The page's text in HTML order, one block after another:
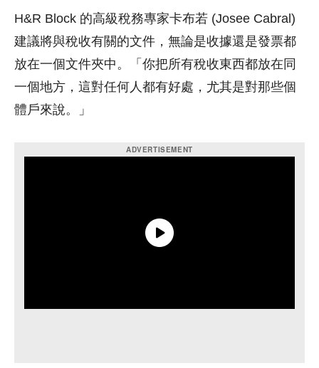
H&R Block 的高級稅務專家卡布若 (Josee Cabral)
建議將與稅收有關的文件，無論是收據還是發票都
放在一個文件夾中。「你把所有稅收東西都放在同
一個地方，這對任何人都有好處，尤其是對那些個
體戶來說。」